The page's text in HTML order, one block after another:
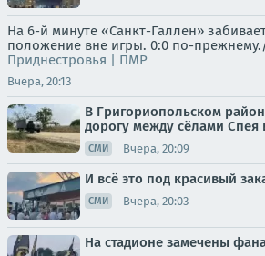
На 6-й минуте «Санкт-Галлен»
положение вне игры. 0:0 по-
Приднестровья | ПМР
Вчера, 20:13
В Григориопольском
дорогу между сёлами Спея
СМИ Вчера, 20:09
И всё это под красивый
СМИ Вчера, 20:03
На стадионе замечены